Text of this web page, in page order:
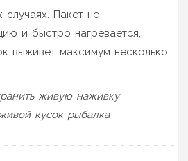
случаях. Пакет не
и быстро нагревается,
выживет максимум несколько
живую наживку
кусок рыбалка